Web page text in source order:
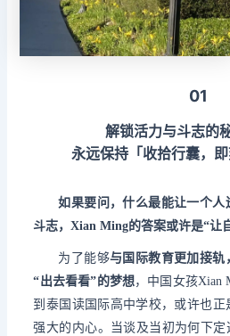
01
解锁活力与斗志的
永远保持「收拾行囊，
如果要问，什么最能让一个
斗志，Xian Ming的答案或许是“让
为了能够与国际教育更加接轨
“出去看看”的梦想，中国女孩Xian
到泰国读国际高中学校，或许也
强大的内心。当谈及当初为何下定